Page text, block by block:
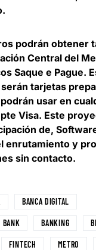
.
podrán obtener
Central del
Saque e Pague.
tarjetas
usar en
Visa. Este
de,
enrutamiento y
sin contacto.
BANCA DIGITAL
BANK BANKING
FINTECH METRO